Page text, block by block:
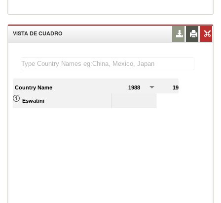
VISTA DE CUADRO
Country Name 1988 1989
Eswatini